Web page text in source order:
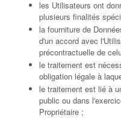
les Utilisateurs ont
plusieurs finalités
la fourniture de
d'un accord avec
précontractuelle de
le traitement est
obligation légale à
le traitement est lié à
public ou dans
Propriétaire ;